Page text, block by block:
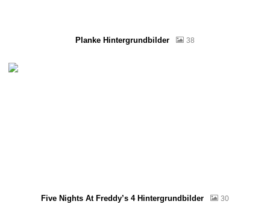
Planke Hintergrundbilder 38
Five Nights At Freddy’s 4 Hintergrundbilder 30